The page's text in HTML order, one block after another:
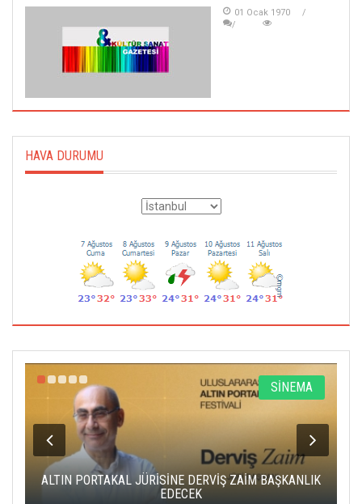
01 Ocak 1970
HAVA DURUMU
SİNEMA
ALTIN PORTAKAL JÜRİSİNE DERVİŞ ZAİM BAŞKANLIK
EDECEK